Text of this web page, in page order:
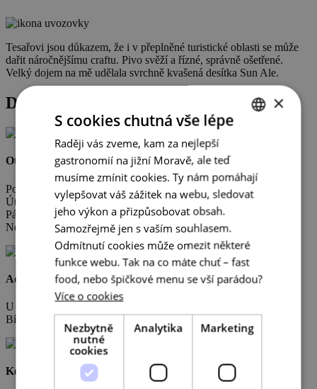
Tesařovi jsou důkazem, že i v přeplněné turistické oblasti se může
dařit náročnějšímu craftu. Pivo svěží a řízné, správně ošetřené.
Velký dojem na mě udělala svrchně kvašená desítka Sun Ale.
Detail podniku
Otevřeno
Po zavřeno
Út-Čt 10:00-21:00
Pá-So 10:00-22:00
Ne 10:00-20:00
Adresa
U Tesařů
Bítov 101
Kontakty
GERMAN
×
S cookies chutná vše lépe
Raději vás zveme, kam za nejlepší
gastronomií na jižní Moravě, ale teď
musíme zmínit cookies. Ty nám pomáhají
vylepšovat váš zážitek na webu, sledovat
jeho výkon a přizpůsobovat obsah.
Samozřejmě jen s vaším souhlasem.
Odmítnutí cookies může omezit některé
funkce webu. Tak na co máte chuť – fast
food, nebo špičkové menu se vší parádou?
Více o cookies
Nezbytně
nutné
cookies
Analytika Marketing